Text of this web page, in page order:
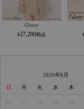
Glossy
27,280
2026年8月
日 月 火 水 木
26 27 28 29 30